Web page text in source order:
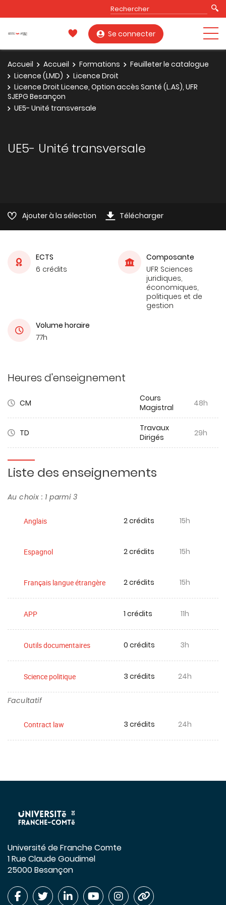
Se connecter
Accueil Accueil Formations
Feuilleter le catalogue
Licence (LMD)
Licence Droit
Licence Droit Licence, Option accès Santé (L.AS), UFR
SJEPG Besançon
UE5- Unité transversale
UE5- Unité transversale
Ajouter à la sélection Télécharger
ECTS
6 crédits
Composante
UFR Sciences
juridiques,
économiques,
politiques et de
gestion
Volume horaire
77h
Heures d'enseignement
CM
Cours
Magistral
48h
TD
Travaux
Dirigés
29h
Liste des enseignements
Au choix : 1 parmi 3
Anglais 2 crédits 15h
Espagnol 2 crédits 15h
Français langue étrangère 2 crédits 15h
APP 1 crédits 11h
Outils documentaires 0 crédits 3h
Science politique 3 crédits 24h
Facultatif
Contract law 3 crédits 24h
Université de Franche Comte
1 Rue Claude Goudimel
25000 Besançon